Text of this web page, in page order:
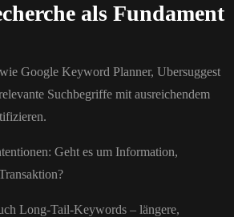
als Fundament
Google Keyword Planner, Ubersuggest
Suchbegriffe mit ausreichendem
Geht es um Information,
Long-Tail-Keywords – längere,